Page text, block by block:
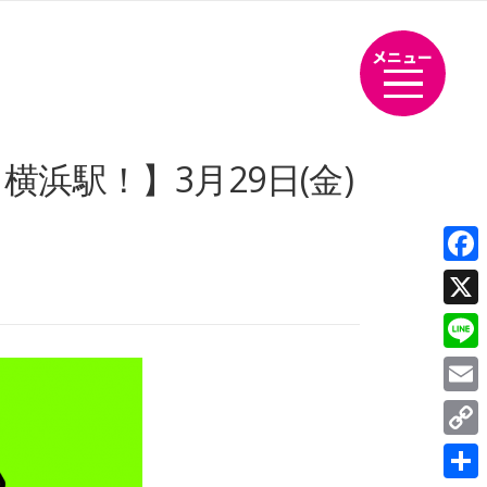
メニュー
浜駅！】3月29日(金)
X
Line